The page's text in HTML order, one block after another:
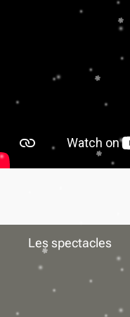
Les spectacles